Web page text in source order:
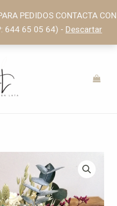
PEDIDOS CONTACTA CON
644 65 05 64) - Descartar